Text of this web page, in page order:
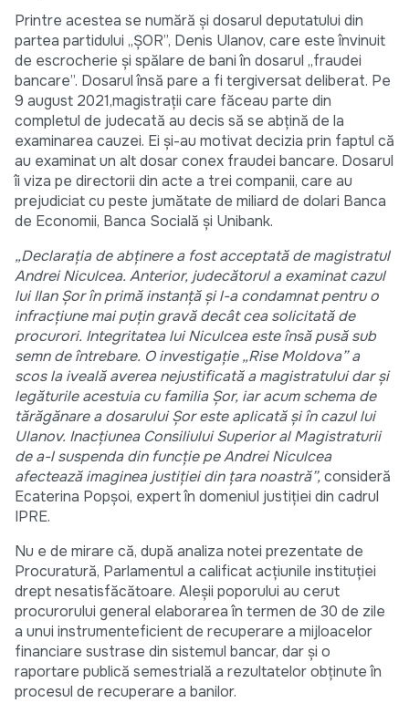
Printre acestea se numără și dosarul deputatului din
partea partidului „ȘOR”, Denis Ulanov, care este învinuit
de escrocherie și spălare de bani în dosarul „fraudei
bancare”. Dosarul însă pare a fi tergiversat deliberat. Pe
9 august 2021,magistrații care făceau parte din
completul de judecată au decis să se abțină de la
examinarea cauzei. Ei și-au motivat decizia prin faptul că
au examinat un alt dosar conex fraudei bancare. Dosarul
îi viza pe directorii din acte a trei companii, care au
prejudiciat cu peste jumătate de miliard de dolari Banca
de Economii, Banca Socială și Unibank.
„Declarația de abținerea fost acceptată de magistratul
Andrei Niculcea. Anterior, judecătorul a examinat cazul
lui Ilan Șor în primă instanță și l-a condamnat pentru o
infracțiune mai puțin gravă decât cea solicitată de
procurori. Integritatea lui Niculcea este însă pusă sub
semnde întrebare. O investigație„Rise Moldova” a
scos la iveală averea nejustificată a magistratului dar și
legăturile acestuia cu familia Șor, iar acum schema de
tărăgănare a dosarului Șor este aplicată și în cazul lui
Ulanov. Inacțiunea Consiliului Superior al Magistraturii
de a-l suspenda din funcție pe Andrei Niculcea
afectează imaginea justiției din țara noastră”,consideră
Ecaterina Popșoi, expert în domeniul justiției din cadrul
IPRE.
Nu e de mirare că, după analiza notei prezentate de
Procuratură, Parlamentul a calificat acțiunile instituției
drept nesatisfăcătoare. Aleșii poporului au cerut
procurorului general elaborarea în termen de 30 de zile
a unui instrumenteficient de recuperare a mijloacelor
financiare sustrase din sistemul bancar, dar și o
raportare publică semestrială a rezultatelor obținute în
procesul de recuperare a banilor.